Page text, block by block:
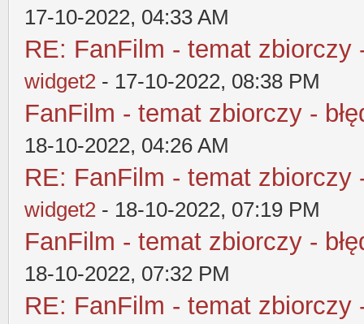
17-10-2022, 04:33 AM
RE: FanFilm - temat zbiorczy
widget2 - 17-10-2022, 08:38 PM
FanFilm - temat zbiorczy -
18-10-2022, 04:26 AM
RE: FanFilm - temat zbiorczy
widget2 - 18-10-2022, 07:19 PM
FanFilm - temat zbiorczy -
18-10-2022, 07:32 PM
RE: FanFilm - temat zbiorczy